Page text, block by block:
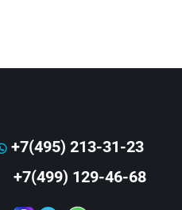
+7(495) 213-31-23
+7(499) 129-46-68